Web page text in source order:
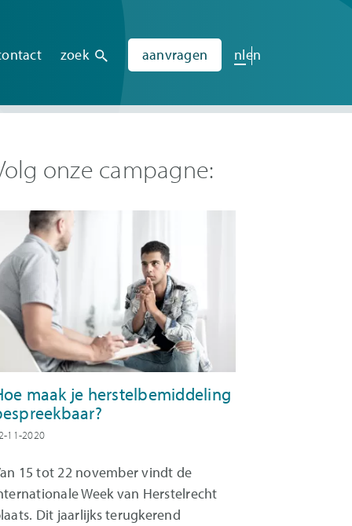
zoek aanvragen nlen
onze campagne:
maak je herstelbemiddeling
11-2020
15 tot 22 november vindt de
Week van Herstelrecht
Dit jaarlijks terugkerend